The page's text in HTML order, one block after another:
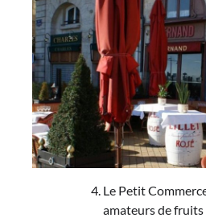
Le Petit
amateurs de fruits